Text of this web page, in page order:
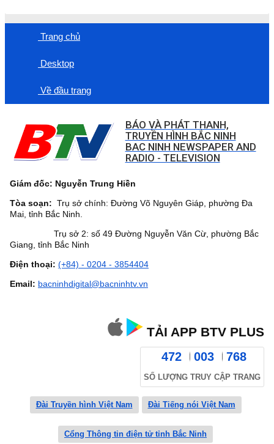
Trang chủ
Desktop
Về đầu trang
BÁO VÀ PHÁT THANH,
TRUYỀN HÌNH BẮC NINH
BAC NINH NEWSPAPER AND
RADIO - TELEVISION
Giám đốc: Nguyễn Trung Hiền
Tòa soạn: Trụ sở chính: Đường Võ Nguyên Giáp, phường Đa
Mai, tỉnh Bắc Ninh.
Trụ sở 2: số 49 Đường Nguyễn Văn Cừ, phường Bắc
Giang, tỉnh Bắc Ninh
Điện thoại: (+84) - 0204 - 3854404
Email: bacninhdigital@bacninhtv.vn
TẢI APP BTV PLUS
472 003 768
SỐ LƯỢNG TRUY CẬP TRANG
Đài Truyền hình Việt Nam Đài Tiếng nói Việt Nam
Cổng Thông tin điện tử tỉnh Bắc Ninh